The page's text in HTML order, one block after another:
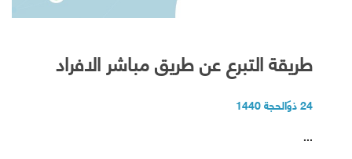
طريقة التبرع عن طريق مباشر الافراد
24 ذو الحجة 1440
...